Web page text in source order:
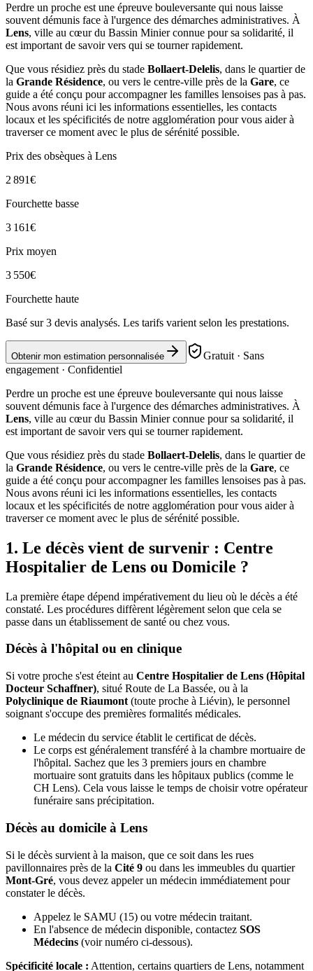
Perdre un proche est une épreuve bouleversante qui nous laisse
souvent démunis face à l'urgence des démarches administratives. À
Lens, ville au cœur du Bassin Minier connue pour sa solidarité, il
est important de savoir vers qui se tourner rapidement.
Que vous résidiez près du stade Bollaert-Delelis, dans le quartier de
la Grande Résidence, ou vers le centre-ville près de la Gare, ce
guide a été conçu pour accompagner les familles lensoises pas à pas.
Nous avons réuni ici les informations essentielles, les contacts
locaux et les spécificités de notre agglomération pour vous aider à
traverser ce moment avec le plus de sérénité possible.
Prix des obsèques à Lens
2 891€
Fourchette basse
3 161€
Prix moyen
3 550€
Fourchette haute
Basé sur3 devis analysés. Les tarifs varient selon les prestations.
Obtenir mon estimation personnalisée
Gratuit · Sans
engagement · Confidentiel
Perdre un proche est une épreuve bouleversante qui nous laisse
souvent démunis face à l'urgence des démarches administratives. À
Lens, ville au cœur du Bassin Minier connue pour sa solidarité, il
est important de savoir vers qui se tourner rapidement.
Que vous résidiez près du stade Bollaert-Delelis, dans le quartier de
la Grande Résidence, ou vers le centre-ville près de la Gare, ce
guide a été conçu pour accompagner les familles lensoises pas à pas.
Nous avons réuni ici les informations essentielles, les contacts
locaux et les spécificités de notre agglomération pour vous aider à
traverser ce moment avec le plus de sérénité possible.
1. Le décès vient de survenir : Centre
Hospitalier de Lens ou Domicile ?
La première étape dépend impérativement du lieu où le décès a été
constaté. Les procédures diffèrent légèrement selon que cela se
passe dans un établissement de santé ou chez vous.
Décès à l'hôpital ou en clinique
Si votre proche s'est éteint au Centre Hospitalier de Lens (Hôpital
Docteur Schaffner), situé Route de La Bassée, ou à la
Polyclinique de Riaumont (toute proche à Liévin), le personnel
soignant s'occupe des premières formalités médicales.
Le médecin du service établit le certificat de décès.
Le corps est généralement transféré à la chambre mortuaire de
l'hôpital. Sachez que les 3 premiers jours en chambre
mortuaire sont gratuits dans les hôpitaux publics (comme le
CH Lens). Cela vous laisse le temps de choisir votre opérateur
funéraire sans précipitation.
Décès au domicile à Lens
Si le décès survient à la maison, que ce soit dans les rues
pavillonnaires près de la Cité 9 ou dans les immeubles du quartier
Mont-Gré, vous devez appeler un médecin immédiatement pour
constater le décès.
Appelez le SAMU (15) ou votre médecin traitant.
En l'absence de médecin disponible, contactez SOS
Médecins (voir numéro ci-dessous).
Spécificité locale : Attention, certains quartiers de Lens, notamment